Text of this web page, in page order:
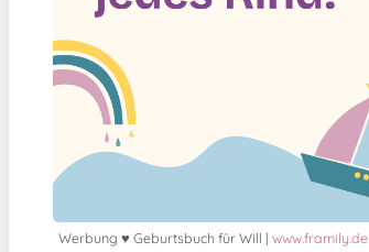
Werbung ♥ Geburtsbuch für Will | www.framily.de